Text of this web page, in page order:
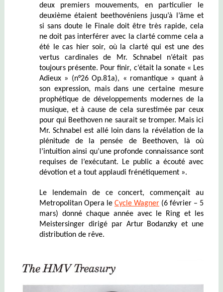
deux premiers mouvements, en particulier le
deuxième étaient beethovéniens jusqu’à l’âme et
si sans doute le Finale doit être très rapide, cela
ne doit pas interférer avec la clarté comme cela a
été le cas hier soir, où la clarté qui est une des
vertus cardinales de Mr. Schnabel n’était pas
toujours présente. Pour finir, c’était la sonate « Les
Adieux » (n°26 Op.81a), « romantique » quant à
son expression, mais dans une certaine mesure
prophétique de développements modernes de la
musique, et à cause de cela surestimée par ceux
pour qui Beethoven ne saurait se tromper. Mais ici
Mr. Schnabel est allé loin dans la révélation de la
plénitude de la pensée de Beethoven, là où
l’intuition ainsi qu’une profonde connaissance sont
requises de l’exécutant. Le public a écouté avec
dévotion et a tout applaudi frénétiquement ».
Le lendemain de ce concert, commençait au
Metropolitan Opera le Cycle Wagner (6 février – 5
mars) donné chaque année avec le Ring et les
Meistersinger dirigé par Artur Bodanzky et une
distribution de rêve.